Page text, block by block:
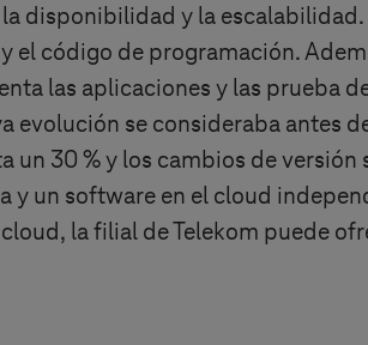
disponibilidad y la escalabilidad.
el código de programación.
las aplicaciones y las prueba
evolución se consideraba antes
30 % y los cambios de versión
y un software en el cloud
la filial de Telekom puede